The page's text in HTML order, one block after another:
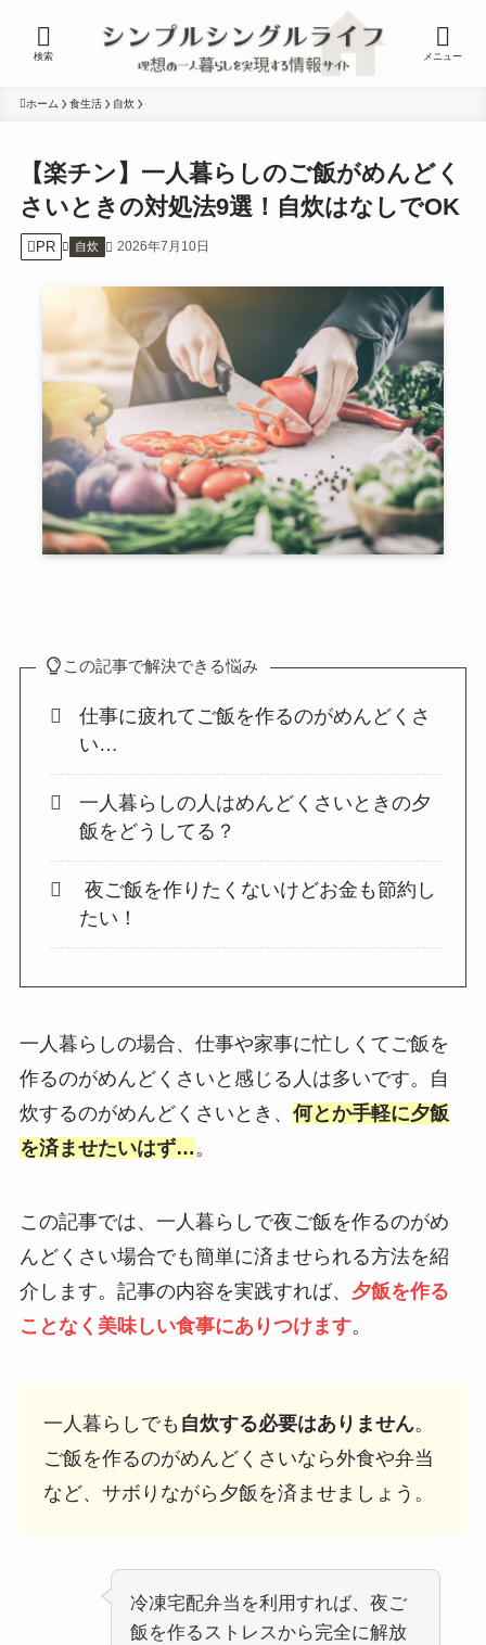
検索 メニュー
ホーム 食生活 自炊
【楽チン】一人暮らしのご飯がめんどく
さいときの対処法9選！自炊はなしでOK
PR 自炊 2026年7月10日
この記事で解決できる悩み
仕事に疲れてご飯を作るのがめんどくさ
い…
一人暮らしの人はめんどくさいときの夕
飯をどうしてる？
夜ご飯を作りたくないけどお金も節約し
たい！
一人暮らしの場合、仕事や家事に忙しくてご飯を
作るのがめんどくさいと感じる人は多いです。自
炊するのがめんどくさいとき、 何とか手軽に夕飯
を済ませたいはず…。
この記事では、一人暮らしで夜ご飯を作るのがめ
んどくさい場合でも簡単に済ませられる方法を紹
介します。記事の内容を実践すれば、 夕飯を作る
ことなく美味しい食事にありつけます。
一人暮らしでも 自炊する必要はありません。
ご飯を作るのがめんどくさいなら外食や弁当
など、サボりながら夕飯を済ませましょう。
冷凍宅配弁当を利用すれば、夜ご
飯を作るストレスから完全に解放